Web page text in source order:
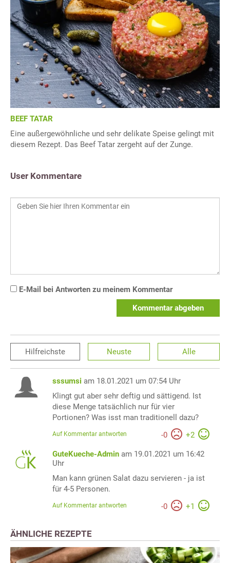
BEEF TATAR
Eine außergewöhnliche und sehr delikate Speise gelingt mit
diesem Rezept. Das Beef Tatar zergeht auf der Zunge.
User Kommentare
E-Mail bei Antworten zu meinem Kommentar
Kommentar abgeben
Hilfreichste Neuste Alle
sssumsi am 18.01.2021 um 07:54 Uhr
Klingt gut aber sehr deftig und sättigend. Ist
diese Menge tatsächlich nur für vier
Portionen? Was isst man traditionell dazu?
-0 +2
Auf Kommentar antworten
GuteKueche-Admin am 19.01.2021 um 16:42
Uhr
Man kann grünen Salat dazu servieren - ja ist
für 4-5 Personen.
-0 +1
Auf Kommentar antworten
ÄHNLICHE REZEPTE